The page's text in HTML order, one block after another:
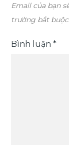
Email của bạn
trường bắt
Bình luận*